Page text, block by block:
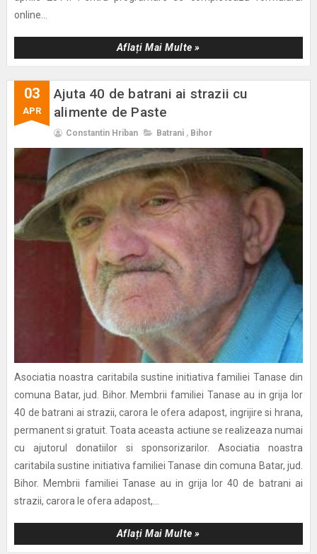
online...
Aflați Mai Multe »
03
APR
Ajuta 40 de batrani ai strazii cu
alimente de Paste
Constantin Hriban Batrani , Bihor
Asociatia noastra caritabila sustine initiativa familiei Tanase din
comuna Batar, jud. Bihor. Membrii familiei Tanase au in grija lor
40 de batrani ai strazii, carora le ofera adapost, ingrijire si hrana,
permanent si gratuit. Toata aceasta actiune se realizeaza numai
cu ajutorul donatiilor si sponsorizarilor. Asociatia noastra
caritabila sustine initiativa familiei Tanase din comuna Batar, jud.
Bihor. Membrii familiei Tanase au in grija lor 40 de batrani ai
strazii, carora le ofera adapost,...
Aflați Mai Multe »